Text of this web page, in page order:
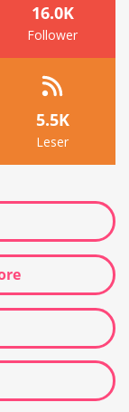
16.0K
Follower
5.5K
Leser